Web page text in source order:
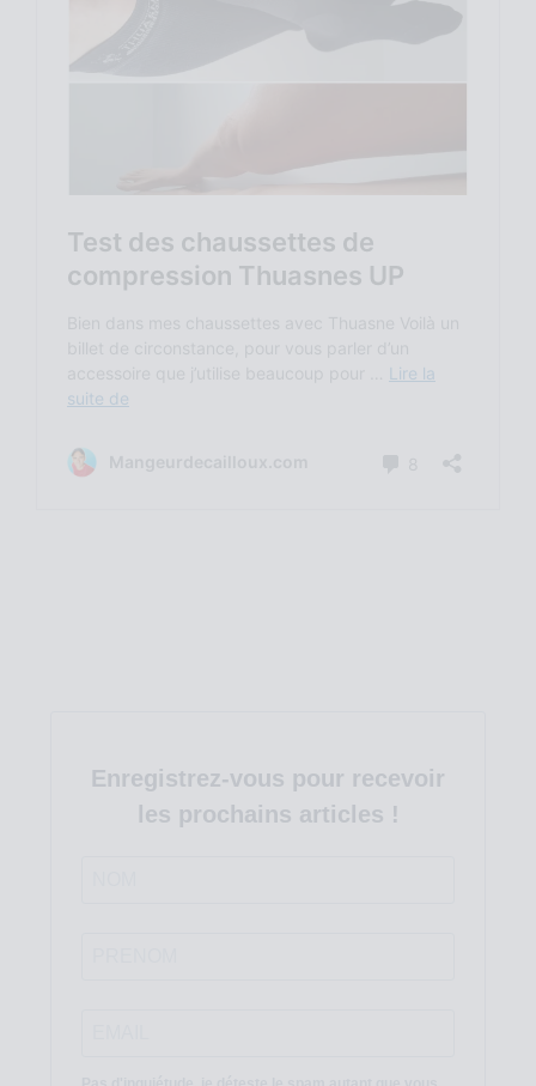
Enregistrez-vous pour recevoir
les prochains articles !